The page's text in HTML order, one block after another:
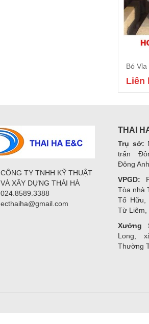
Bó
Liên
CÔNG TY TNHH KỸ THUẬT
VÀ XÂY DỰNG THÁI HÀ
024.8589.3388
ecthaiha@gmail.com
THAI
Trụ sở:
trấn
Đông
VPGD:
Tòa nhà
Tố Hữu,
Từ Liêm,
Xưởng
Long,
Thường